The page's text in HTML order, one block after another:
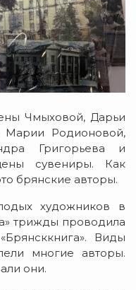
Чмыховой, Дарьи
Марии Родионовой,
Григорьева и
сувениры. Как
брянские авторы.
художников в
трижды проводила
Виды
многие авторы.
они.